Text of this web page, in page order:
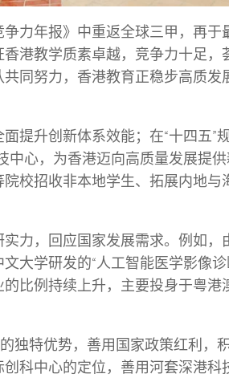
力年报》中重返全球三甲，再于
港教学质素卓越，竞争力十足
同努力，香港教育正稳步高质
提升创新体系效能；在“十四五”
中心，为香港迈向高质量发展提
校招收非本地学生、拓展内地
力，回应国家发展需求。例如，
大学研发的“人工智能医学影像
比例持续上升，主要投身于粤
独特优势，善用国家政策红利，
科中心的定位，善用河套深港